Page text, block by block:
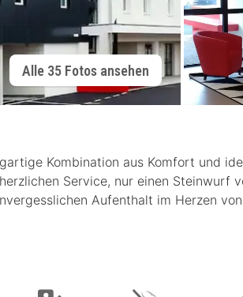
Alle 35 Fotos ansehen
Kombination aus Komfort und
Service, nur einen Steinwurf
Aufenthalt im Herzen von